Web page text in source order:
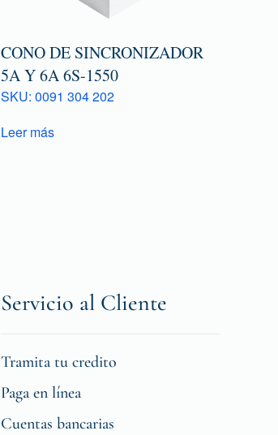
CONO DE SINCRONIZADOR
5A Y 6A 6S-1550
SKU: 0091 304 202
Leer más
Servicio al Cliente
Tramita tu credito
Paga en línea
Cuentas bancarias